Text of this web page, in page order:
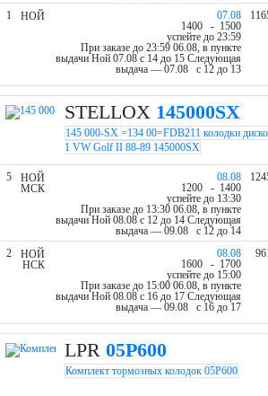
1 НОЙ
07.08
1400 - 1500
успейте до 23:59
При заказе до 23:59 06.08, в пункте
выдачи Ной 07.08 c 14 до 15 Следующая
выдача — 07.08 c 12 до 13
STELLOX 145000SX
145 000-SX =134 00=FDB211 колодки
1 VW Golf II 88-89 145000SX
5
НОЙ
МСК
08.08
1200 - 1400
успейте до 13:30
При заказе до 13:30 06.08, в пункте
выдачи Ной 08.08 c 12 до 14 Следующая
выдача — 09.08 c 12 до 14
2
НОЙ
НСК
08.08
1600 - 1700
успейте до 15:00
При заказе до 15:00 06.08, в пункте
выдачи Ной 08.08 c 16 до 17 Следующая
выдача — 09.08 c 16 до 17
LPR 05P600
Комплект тормозных колодок 05P600